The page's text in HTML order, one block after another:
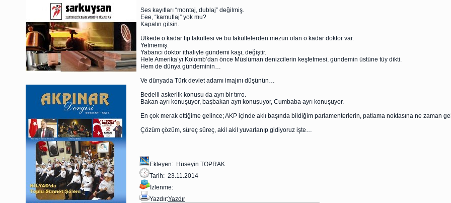
Ses kayıtları “montaj, dublaj” değilmiş.
Eee, “kamuflaj” yok mu?
Kapatın gitsin.
Ülkede o kadar tıp fakültesi ve bu fakültelerden mezun olan o kadar doktor var.
Yetmemiş.
Yabancı doktor ithaliyle gündemi kaşı, değiştir.
Hele Amerika’yı Kolomb’dan önce Müslüman denizcilerin keşfetmesi, gündemin üstüne tüy dikti.
Hem de dünya gündeminin…
Ve dünyada Türk devlet adamı imajını düşünün…
Bedelli askerlik konusu da ayrı bir tırro.
Bakan ayrı konuşuyor, başbakan ayrı konuşuyor, Cumbaba ayrı konuşuyor.
En çok merak ettiğime gelince; AKP içinde aklı başında bildiğim parlamenterlerin, patlama noktasına ne zaman
Çözüm çözüm, süreç süreç, akil akil yuvarlanıp gidiyoruz işte…
Ekleyen: Hüseyin TOPRAK
Tarih: 23.11.2014
İzlenme:
Yazdır:Yazdır